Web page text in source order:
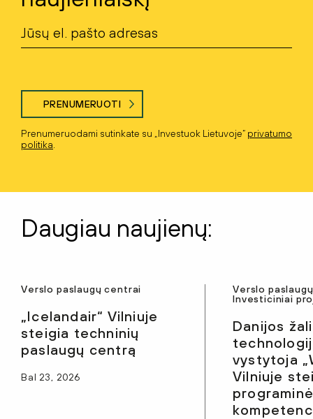
PRENUMERUOTI
Prenumeruodami sutinkate su „Investuok Lietuvoje“ privatumo
politika
Daugiau naujienų:
Verslo paslaugų centrai
„Icelandair“ Vilniuje
steigia techninių
paslaugų centrą
Bal 23, 2026
Verslo
Investiciniai
Danijos
vystytoja
Vilniuje